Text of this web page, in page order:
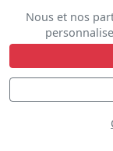
Nous et nos